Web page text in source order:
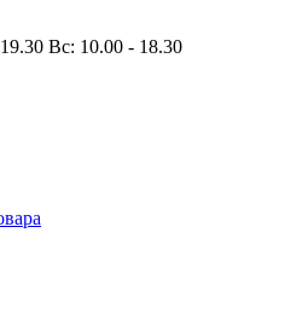
Вс: 10.00 - 18.30